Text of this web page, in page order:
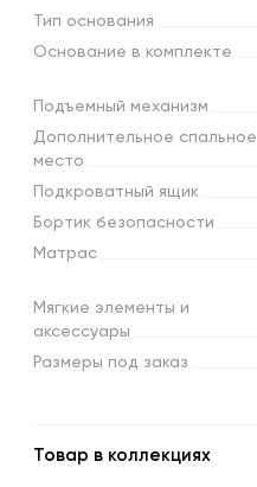
Тип основания
Основание в комплекте
Подъемный механизм
Дополнительное спальное
место
Подкроватный ящик
Бортик безопасности
Матрас
Мягкие элементы и
аксессуары
Размеры под заказ
Товар в коллекциях